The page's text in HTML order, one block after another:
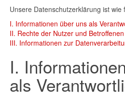
Unsere Datenschutzerklärung ist wie
I. Informationen über uns als
II. Rechte der Nutzer und Betroffenen
III. Informationen zur
I.
als